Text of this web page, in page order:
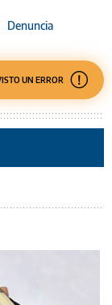
Denuncia
UN ERROR